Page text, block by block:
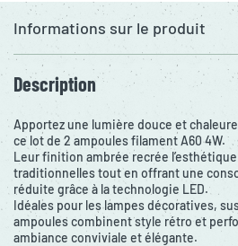
Informations sur le produit
Description
Apportez une lumière douce et
ce lot de 2 ampoules filament A60 4W.
Leur finition ambrée recrée
traditionnelles tout en offrant une
réduite grâce à la technologie LED.
Idéales pour les lampes décoratives,
ampoules combinent style rétro et
ambiance conviviale et élégante.